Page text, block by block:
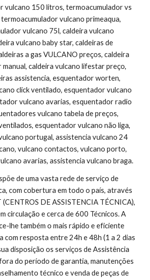
vulcano 150 litros, termoacumulador vs
vulcano primeaqua,
vulcano 75l, caldeira vulcano
vulcano baby star, caldeiras de
a gas VULCANO preços, caldeira
caldeira vulcano lifestar preço,
assistencia, esquentador worten,
click ventilado, esquentador vulcano
vulcano avarias, esquentador radio
vulcano tabela de preços,
esquentador vulcano não liga,
portugal, assistencia vulcano 24
vulcano contactos, vulcano porto,
avarias, assistencia vulcano braga.
de uma vasta rede de serviço de
com cobertura em todo o país, através
DE ASSISTENCIA TÉCNICA),
circulação e cerca de 600 Técnicos. A
lhe também o mais rápido e eficiente
com resposta entre 24h e 48h (1 a 2 dias
disposição os serviços de Assistência
do período de garantia, manutenções
técnico e venda de peças de